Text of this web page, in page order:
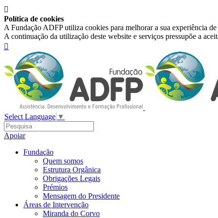

Política de cookies
A Fundação ADFP utiliza cookies para melhorar a sua experiência
A continuação da utilização deste website e serviços pressupõe a

Select Language ▼
Apoiar
Fundação
Quem somos
Estrutura Orgânica
Obrigações Legais
Prémios
Mensagem do Presidente
Áreas de Intervenção
Miranda do Corvo